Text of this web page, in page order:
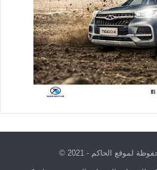
لموقع الحاكم - 2021 ©